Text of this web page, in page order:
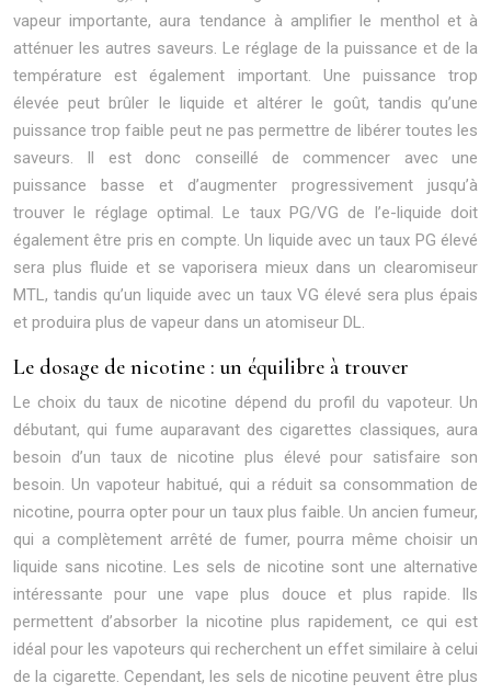
vapeur importante, aura tendance à amplifier le menthol et à
atténuer les autres saveurs. Le réglage de la puissance et de la
température est également important. Une puissance trop
élevée peut brûler le liquide et altérer le goût, tandis qu’une
puissance trop faible peut ne pas permettre de libérer toutes les
saveurs. Il est donc conseillé de commencer avec une
puissance basse et d’augmenter progressivement jusqu’à
trouver le réglage optimal. Le taux PG/VG de l’e-liquide doit
également être pris en compte. Un liquide avec un taux PG élevé
sera plus fluide et se vaporisera mieux dans un clearomiseur
MTL, tandis qu’un liquide avec un taux VG élevé sera plus épais
et produira plus de vapeur dans un atomiseur DL.
Le dosage de nicotine : un équilibre à trouver
Le choix du taux de nicotine dépend du profil du vapoteur. Un
débutant, qui fume auparavant des cigarettes classiques, aura
besoin d’un taux de nicotine plus élevé pour satisfaire son
besoin. Un vapoteur habitué, qui a réduit sa consommation de
nicotine, pourra opter pour un taux plus faible. Un ancien fumeur,
qui a complètement arrêté de fumer, pourra même choisir un
liquide sans nicotine. Les sels de nicotine sont une alternative
intéressante pour une vape plus douce et plus rapide. Ils
permettent d’absorber la nicotine plus rapidement, ce qui est
idéal pour les vapoteurs qui recherchent un effet similaire à celui
de la cigarette. Cependant, les sels de nicotine peuvent être plus